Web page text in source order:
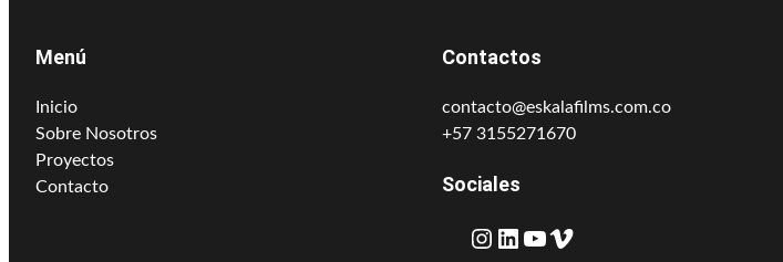
Menú
Inicio
Sobre Nosotros
Proyectos
Contacto
Contactos
contacto@eskalafilms.com.co
+57 3155271670
Sociales
Instagram LinkedIn YouTube Vimeo